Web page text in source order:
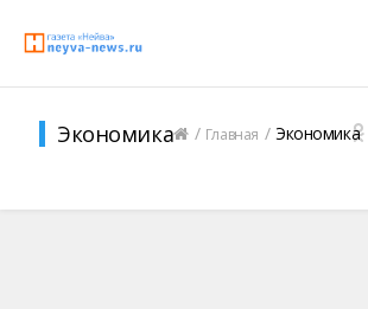
Экономика Главная Экономика